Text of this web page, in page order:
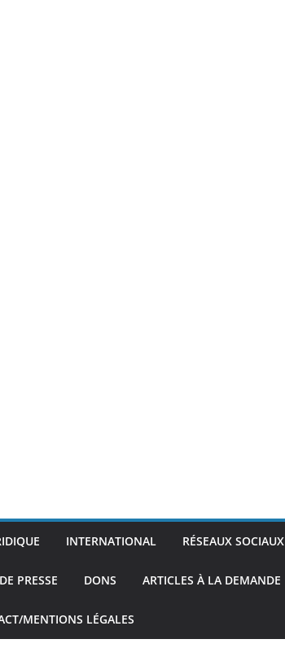
INTERNATIONAL RÉSEAUX SOCIAUX
PRESSE DONS ARTICLES À LA DEMANDE
MENTIONS LÉGALES